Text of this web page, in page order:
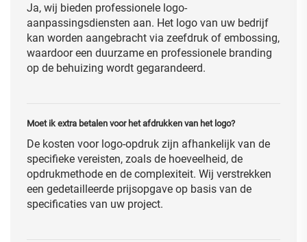
Ja, wij bieden professionele logo-
aanpassingsdiensten aan. Het logo van uw bedrijf
kan worden aangebracht via zeefdruk of embossing,
waardoor een duurzame en professionele branding
op de behuizing wordt gegarandeerd.
Moet ik extra betalen voor het afdrukken van het logo?
De kosten voor logo-opdruk zijn afhankelijk van de
specifieke vereisten, zoals de hoeveelheid, de
opdrukmethode en de complexiteit. Wij verstrekken
een gedetailleerde prijsopgave op basis van de
specificaties van uw project.